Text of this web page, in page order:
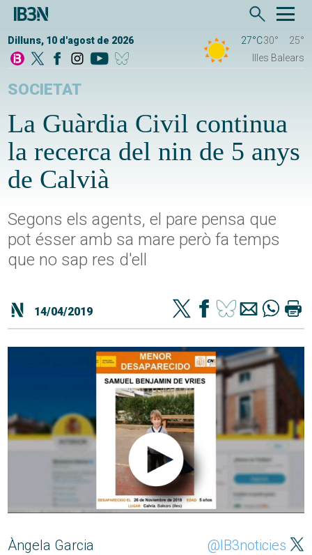
Dilluns, 10 d'agost de 2026 27°C30°
25°
Illes Balears
SOCIETAT
La Guàrdia Civil continua
la recerca del nin de 5 anys
de Calvià
Segons els agents, el pare pensa que
pot ésser amb sa mare però fa temps
que no sap res d'ell
14/04/2019
Àngela Garcia @IB3noticies